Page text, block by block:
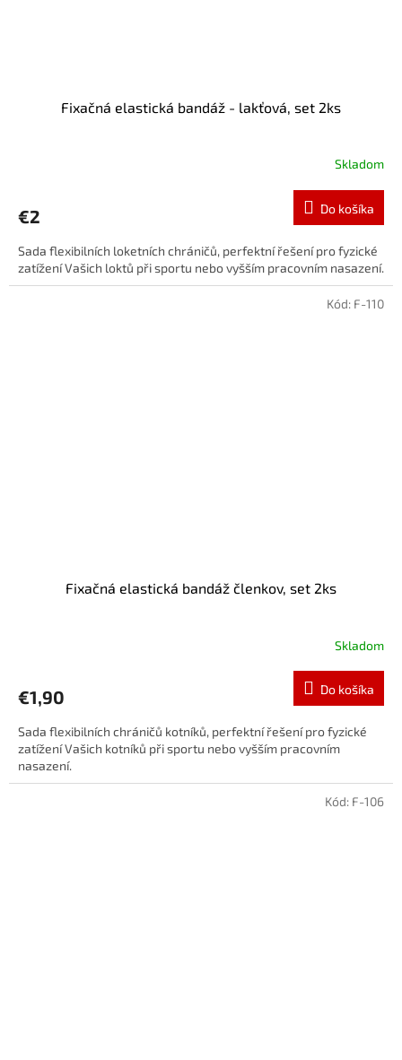
Fixačná elastická bandáž - lakťová, set 2ks
Skladom
€2 Do košíka
Sada flexibilních loketních chráničů, perfektní řešení pro fyzické
zatížení Vašich loktů při sportu nebo vyšším pracovním nasazení.
Fixačná elastická bandáž členkov, set 2ks
Skladom
€1,90 Do košíka
Sada flexibilních chráničů kotníků, perfektní řešení pro fyzické
zatížení Vašich kotníků při sportu nebo vyšším pracovním
nasazení.
Kód: F-110
Kód: F-106